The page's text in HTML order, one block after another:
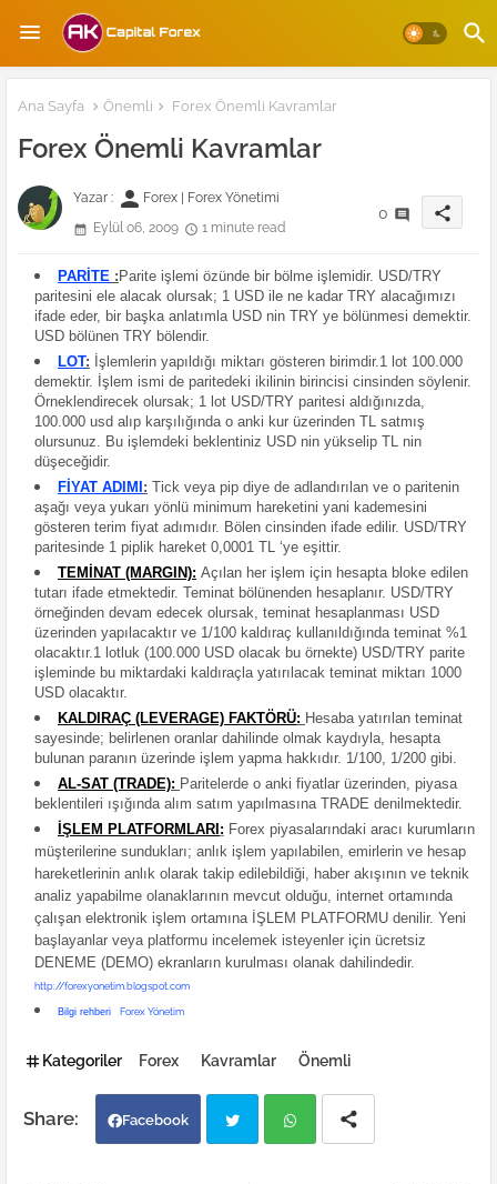
Ana Sayfa Önemli Forex Önemli Kavramlar
Forex Önemli Kavramlar
Yazar : person Forex | Forex Yönetimi
Eylül 06, 2009
1 minute read
0 share
PARİTE :Parite işlemi özünde bir bölme işlemidir. USD/TRY
paritesini ele alacak olursak; 1 USD ile ne kadar TRY alacağımızı
ifade eder, bir başka anlatımla USD nin TRY ye bölünmesi demektir.
USD bölünen TRY bölendir.
LOT: İşlemlerin yapıldığı miktarı gösteren birimdir.1 lot 100.000
demektir. İşlem ismi de paritedeki ikilinin birincisi cinsinden söylenir.
Örneklendirecek olursak; 1 lot USD/TRY paritesi aldığınızda,
100.000 usd alıp karşılığında o anki kur üzerinden TL satmış
olursunuz. Bu işlemdeki beklentiniz USD nin yükselip TL nin
düşeceğidir.
FİYAT ADIMI: Tick veya pip diye de adlandırılan ve o paritenin
aşağı veya yukarı yönlü minimum hareketini yani kademesini
gösteren terim fiyat adımıdır. Bölen cinsinden ifade edilir. USD/TRY
paritesinde 1 piplik hareket 0,0001 TL ‘ye eşittir.
TEMİNAT (MARGIN): Açılan her işlem için hesapta bloke edilen
tutarı ifade etmektedir. Teminat bölünenden hesaplanır. USD/TRY
örneğinden devam edecek olursak, teminat hesaplanması USD
üzerinden yapılacaktır ve 1/100 kaldıraç kullanıldığında teminat %1
olacaktır.1 lotluk (100.000 USD olacak bu örnekte) USD/TRY parite
işleminde bu miktardaki kaldıraçla yatırılacak teminat miktarı 1000
USD olacaktır.
KALDIRAÇ (LEVERAGE) FAKTÖRÜ: Hesaba yatırılan teminat
sayesinde; belirlenen oranlar dahilinde olmak kaydıyla, hesapta
bulunan paranın üzerinde işlem yapma hakkıdır. 1/100, 1/200 gibi.
AL-SAT (TRADE): Paritelerde o anki fiyatlar üzerinden, piyasa
beklentileri ışığında alım satım yapılmasına TRADE denilmektedir.
İŞLEM PLATFORMLARI: Forex piyasalarındaki aracı kurumların
müşterilerine sundukları; anlık işlem yapılabilen, emirlerin ve hesap
hareketlerinin anlık olarak takip edilebildiği, haber akışının ve teknik
analiz yapabilme olanaklarının mevcut olduğu, internet ortamında
çalışan elektronik işlem ortamına İŞLEM PLATFORMU denilir. Yeni
başlayanlar veya platformu incelemek isteyenler için ücretsiz
DENEME (DEMO) ekranların kurulması olanak dahilindedir.
http://forexyonetim.blogspot.com
Bilgi rehberi Forex Yönetim
Kategoriler Forex Kavramlar Önemli
Facebook